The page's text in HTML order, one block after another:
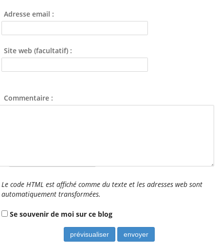
Tags
Animation-locale
Site ou Page FB des
Sections de l'amicale
Cap Caffino (Trail, VTT,
L'Art au Belvédère
Adresse email :
Site web (facultatif) :
Commentaire :
Le code HTML est affiché comme du texte et les adresses web sont
automatiquement transformées.
Se souvenir de moi sur ce blog